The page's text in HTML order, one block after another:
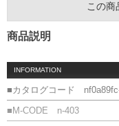
この商
商品説明
INFORMATION
■カタログコード
■M-CODE n-403